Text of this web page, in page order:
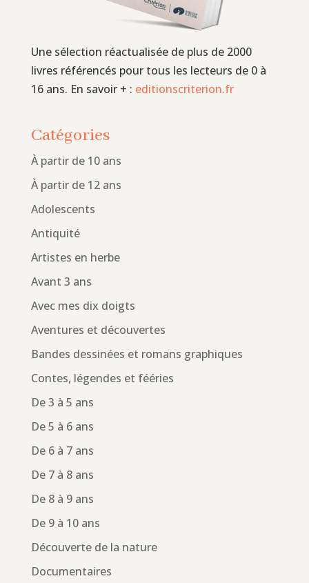
Une sélection réactualisée de plus de 2000
livres référencés pour tous les lecteurs de 0 à
16 ans. En savoir + : editionscriterion.fr
Catégories
À partir de 10 ans
À partir de 12 ans
Adolescents
Antiquité
Artistes en herbe
Avant 3 ans
Avec mes dix doigts
Aventures et découvertes
Bandes dessinées et romans graphiques
Contes, légendes et fééries
De 3 à 5 ans
De 5 à 6 ans
De 6 à 7 ans
De 7 à 8 ans
De 8 à 9 ans
De 9 à 10 ans
Découverte de la nature
Documentaires